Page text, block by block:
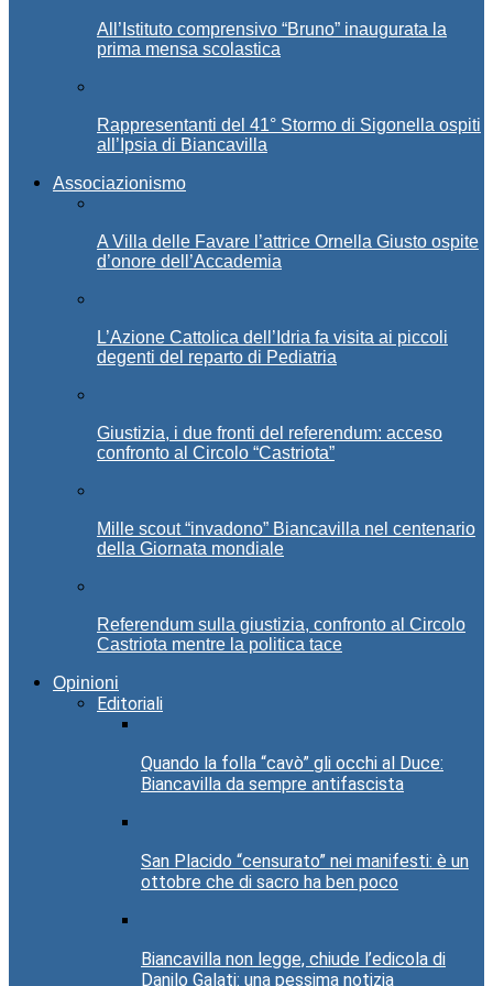
All’Istituto comprensivo “Bruno” inaugurata la
prima mensa scolastica
Rappresentanti del 41° Stormo di Sigonella ospiti
all’Ipsia di Biancavilla
Associazionismo
A Villa delle Favare l’attrice Ornella Giusto ospite
d’onore dell’Accademia
L’Azione Cattolica dell’Idria fa visita ai piccoli
degenti del reparto di Pediatria
Giustizia, i due fronti del referendum: acceso
confronto al Circolo “Castriota”
Mille scout “invadono” Biancavilla nel centenario
della Giornata mondiale
Referendum sulla giustizia, confronto al Circolo
Castriota mentre la politica tace
Opinioni
Editoriali
Quando la folla “cavò” gli occhi al Duce:
Biancavilla da sempre antifascista
San Placido “censurato” nei manifesti: è un
ottobre che di sacro ha ben poco
Biancavilla non legge, chiude l’edicola di
Danilo Galati: una pessima notizia